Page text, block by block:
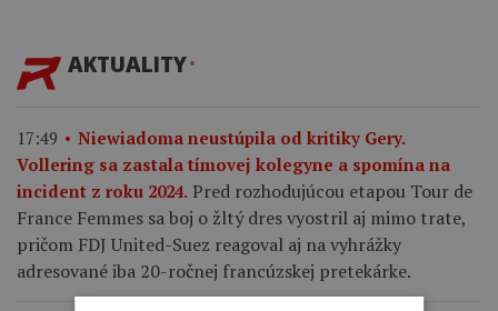
AKTUALITY
17:49
Niewiadoma neustúpila od kritiky Gery.
Vollering sa zastala tímovej kolegyne a spomína na
incident z roku 2024. Pred rozhodujúcou etapou Tour de
France Femmes sa boj o žltý dres vyostril aj mimo trate,
pričom FDJ United-Suez reagoval aj na vyhrážky
adresované iba 20-ročnej francúzskej pretekárke.